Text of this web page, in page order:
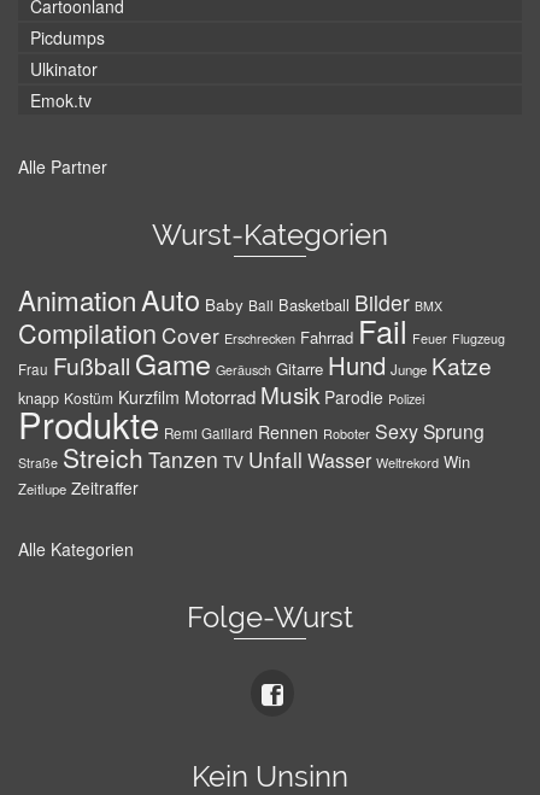
Cartoonland
Picdumps
Ulkinator
Emok.tv
Alle Partner
Wurst-Kategorien
AnimationAuto Baby Ball Basketball Bilder BMX
Compilation Cover Erschrecken Fahrrad Fail Feuer Flugzeug
Frau Fußball Game Geräusch Gitarre Hund Junge Katze
knapp Kostüm Kurzfilm Motorrad Musik Parodie Polizei
Produkte Remi Gaillard Rennen Roboter SexySprung
Straße Streich Tanzen TV Unfall Wasser Weltrekord Win
Zeitlupe Zeitraffer
Alle Kategorien
Folge-Wurst
Kein Unsinn